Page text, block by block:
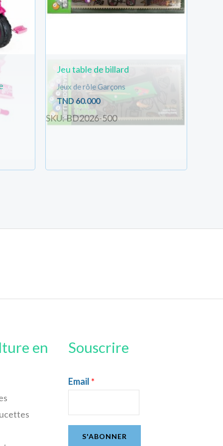
Jeu table de billard
Jeux de rôle Garçons
TND 60.000
SKU: BD2026-500
en Souscrire
Email *
S'ABONNER